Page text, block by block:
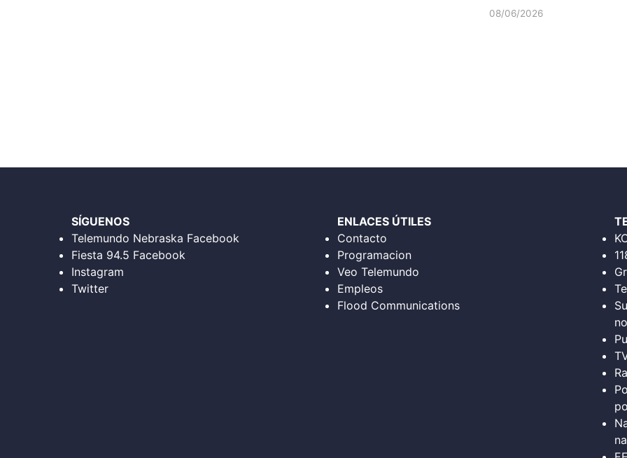
08/06/2026
SÍGUENOS
Telemundo Nebraska Facebook
Fiesta 94.5 Facebook
Instagram
Twitter
ENLACES ÚTILES
Contacto
Programacion
Veo Telemundo
Empleos
Flood Communications